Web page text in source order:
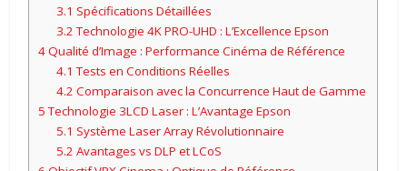
3.1 Spécifications Détaillées
3.2 Technologie 4K PRO-UHD : L’Excellence Epson
4Qualité d’Image : Performance Cinéma de Référence
4.1 Tests en Conditions Réelles
4.2 Comparaison avec la Concurrence Haut de Gamme
5Technologie 3LCD Laser : L’Avantage Epson
5.1 Système Laser Array Révolutionnaire
5.2 Avantages vs DLP et LCoS